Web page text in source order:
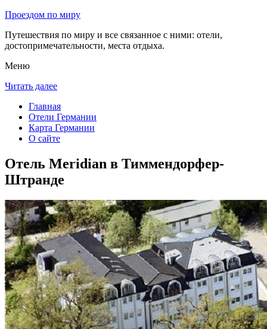
Проездом по миру
Путешествия по миру и все связанное с ними: отели,
достопримечательности, места отдыха.
Меню
Читать далее
Главная
Отели Германии
Карта Германии
О сайте
Отель Meridian в Тиммендорфер-
Штранде